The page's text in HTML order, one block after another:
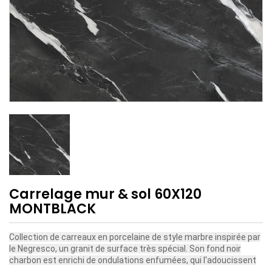
Carrelage mur & sol 60X120
MONTBLACK
Collection de carreaux en porcelaine de style marbre inspirée par
le Negresco, un granit de surface très spécial. Son fond noir
charbon est enrichi de ondulations enfumées, qui l'adoucissent